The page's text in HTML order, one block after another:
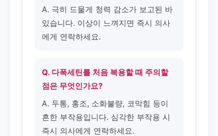
A. 극히 드물게 청력 감소가 보고된 바
있습니다. 이상이 느껴지면 즉시 의사
에게 연락하세요.
Q. 다폭세틴를 처음 복용할 때 주의할
점은 무엇인가요?
A. 두통, 홍조, 소화불량, 코막힘 등이
흔한 부작용입니다. 심각한 부작용 시
즉시 의사에게 연락하세요.